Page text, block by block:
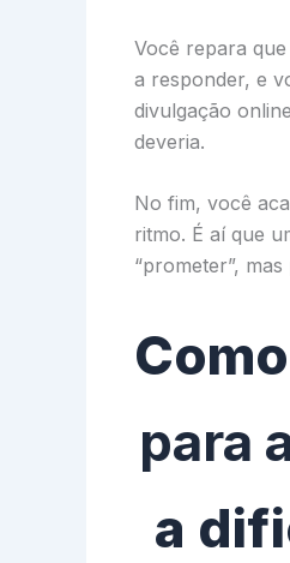
Você repara
a responder, e
divulgação
deveria.
No fim, você
ritmo. É aí que
“prometer”,
para
a